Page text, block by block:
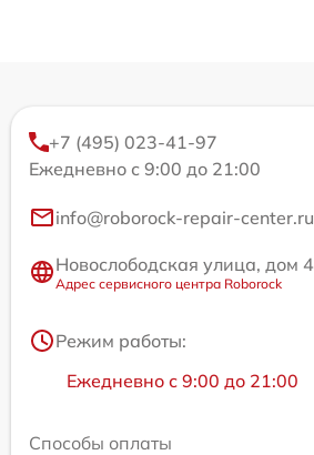
+7 (495) 023-41-97
Ежедневно с 9:00 до 21:00
info@roborock-repair-center.ru
Новослободская улица, дом 4
Адрес сервисного центра Roborock
Режим работы:
Ежедневно с 9:00 до 21:00
Способы оплаты